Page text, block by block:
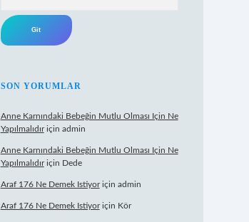
SON YORUMLAR
Anne Karnındaki Bebeğin Mutlu Olması Için Ne
Yapılmalıdıriçin admin
Anne Karnındaki Bebeğin Mutlu Olması Için Ne
Yapılmalıdıriçin Dede
Araf 176 Ne Demek Istiyoriçin admin
Araf 176 Ne Demek Istiyoriçin Kör